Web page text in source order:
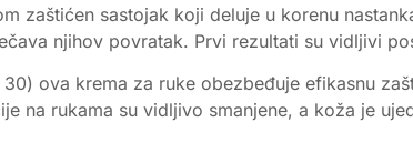
zaštićen sastojak koji deluje u korenu
njihov povratak. Prvi rezultati su vidljivi
30) ova krema za ruke obezbeđuje efikasnu
na rukama su vidljivo smanjene, a koža je